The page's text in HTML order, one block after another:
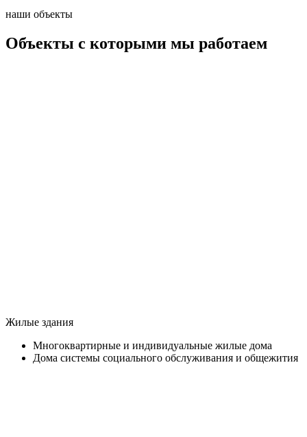
наши объекты
Объекты с которыми мы работаем
Жилые здания
Многоквартирные и индивидуальные жилые дома
Дома системы социального обслуживания и общежития